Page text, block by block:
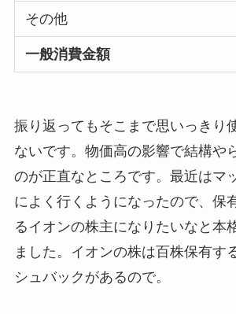
その他
一般消費金額
振り返ってもそこまで思いっきり
ないです。物価高の影響で結構や
のが正直なところです。最近はマ
によく行くようになったので、保
るイオンの株主になりたいなと本
ました。イオンの株は百株保有す
シュバックがあるので。